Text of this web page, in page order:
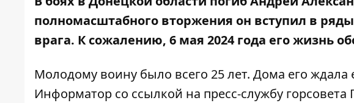
полномасштабного вторжения он вступил в
врага. К сожалению, 6 мая 2024 года его жизнь
Молодому воину было всего 25 лет. Дома его
Информатор со ссылкой на пресс-службу горсовета